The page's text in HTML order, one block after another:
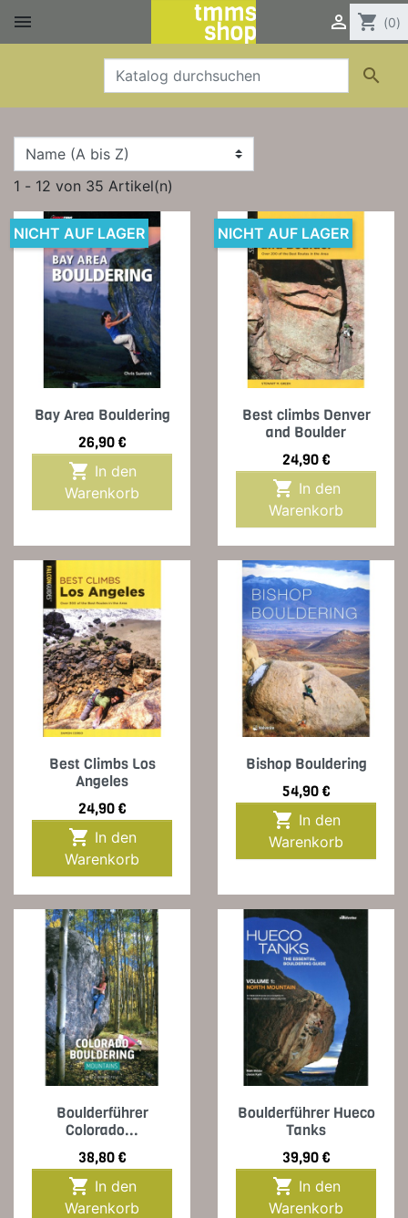
  shopping_cart (0)

1 - 12 von 35 Artikel(n)
Bay Area Bouldering
Preis
26,90 €

Warenkorb
NICHT AUF LAGER
Best climbs Denver
and Boulder
Preis
24,90 €

Warenkorb
NICHT AUF LAGER
Best Climbs Los
Angeles
Preis
24,90 €

Warenkorb
Bishop Bouldering
Preis
54,90 €

Warenkorb
Boulderführer
Colorado...
Preis
38,80 €

Warenkorb
Boulderführer Hueco
Tanks
Preis
39,90 €

Warenkorb